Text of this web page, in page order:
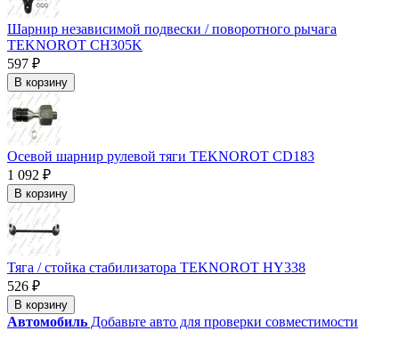
Шарнир независимой подвески / поворотного рычага
TEKNOROT CH305K
597 ₽
В корзину
Осевой шарнир рулевой тяги TEKNOROT CD183
1 092 ₽
В корзину
Тяга / стойка стабилизатора TEKNOROT HY338
526 ₽
В корзину
Автомобиль Добавьте авто для проверки совместимости